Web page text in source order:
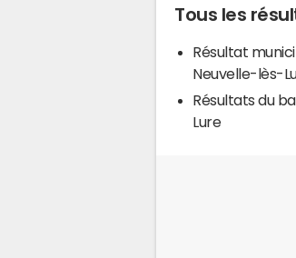
Tous les
Résultat
Neuvelle-lès-
Résultats du
Lure